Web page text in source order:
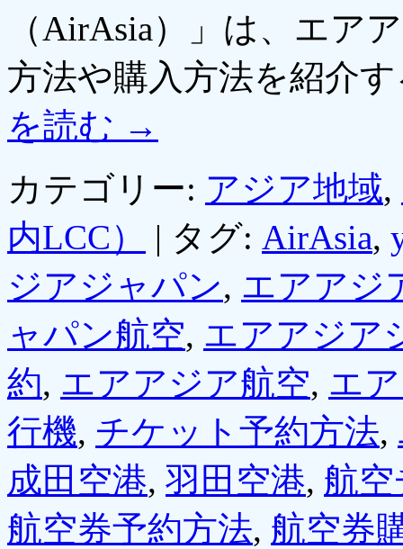
（AirAsia）」は、エア
方法や購入方法を紹介
を読む →
カテゴリー: アジア地域,
内LCC）
| タグ: AirAsia,
ジアジャパン, エアアジ
ャパン航空, エアアジア
約, エアアジア航空, エ
行機, チケット予約方法,
成田空港, 羽田空港, 航
航空券予約方法, 航空券